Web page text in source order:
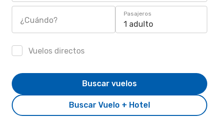
¿Cuándo?
Pasajeros
1 adulto
Vuelos directos
Buscar Vuelo + Hotel
Buscar vuelos